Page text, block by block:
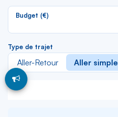
Budget (€)
Type de trajet
Aller-Retour Aller simple